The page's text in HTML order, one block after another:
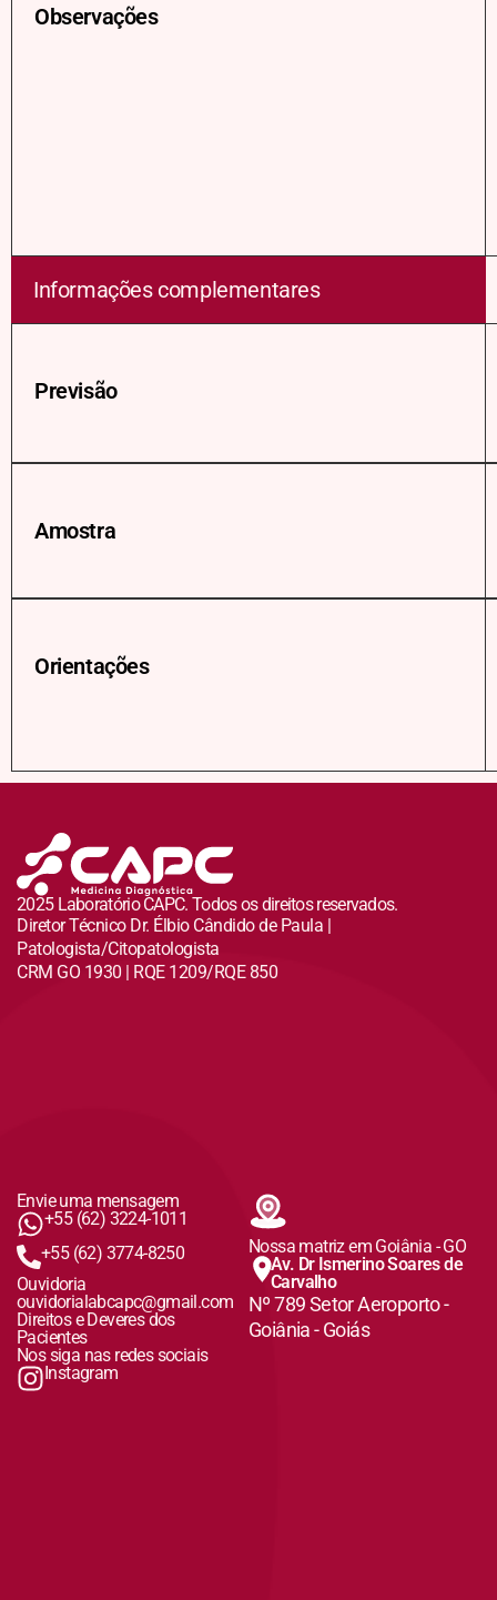
Observações
Informações complementares
Previsão
Amostra
Orientações
2025 Laboratório CAPC. Todos os direitos reservados.
Diretor Técnico Dr. Élbio Cândido de Paula |
Patologista/Citopatologista
CRM GO 1930 | RQE 1209/RQE 850
Envie uma mensagem
+55 (62) 3224-1011
+55 (62) 3774-8250
Ouvidoria
ouvidorialabcapc@gmail.com
Direitos e Deveres dos
Pacientes
Nos siga nas redes sociais
Instagram
Nossa matriz em Goiânia - GO
Av. Dr Ismerino Soares de
Carvalho
Nº 789 Setor Aeroporto -
Goiânia - Goiás